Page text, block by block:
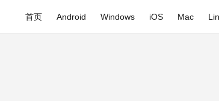
首页 Android Windows iOS Mac